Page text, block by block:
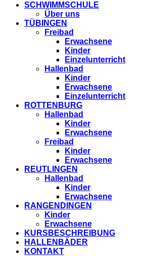
SCHWIMMSCHULE
Über uns
TÜBINGEN
Freibad
Erwachsene
Kinder
Einzelunterricht
Hallenbad
Kinder
Erwachsene
Einzelunterricht
ROTTENBURG
Hallenbad
Kinder
Erwachsene
Freibad
Kinder
Erwachsene
REUTLINGEN
Hallenbad
Kinder
Erwachsene
RANGENDINGEN
Kinder
Erwachsene
KURSBESCHREIBUNG
HALLENBÄDER
KONTAKT